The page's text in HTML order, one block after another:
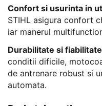
Confort si usurinta in
STIHL asigura confort
iar manerul
Durabilitate si
conditii dificile,
de antrenare robust si
automata.